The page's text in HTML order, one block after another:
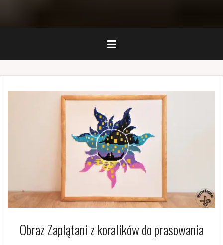
Obraz Zaplątani z koralików do prasowania